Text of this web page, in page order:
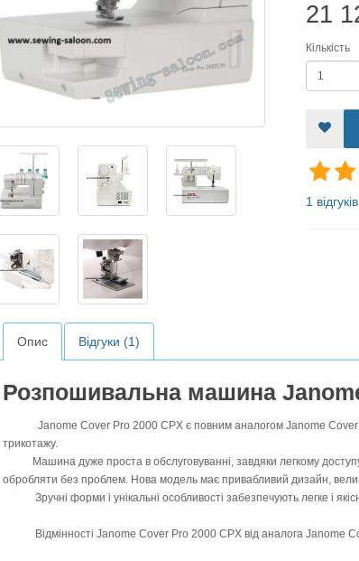
21
Кількість
1 відгуків
Опис Відгуки (1)
Розпошивальна машина
Janome Cover Pro 2000 CPX є повним аналогом Janome Cover
трикотажу.
Машина дуже проста в обслуговуванні, завдяки легкому доступу
обробляти без проблем. Нова модель має привабливий дизайн,
Зручні форми і унікальні особливості забезпечують легке і
Відмінності Janome Cover Pro 2000 CPX від аналога Janome